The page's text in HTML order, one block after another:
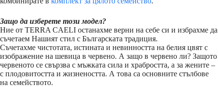
Защо да изберете този модел?
Ние от TERRA CAELI останахме верни на себе си и избрахме да
съчетаем Нашият стил с Българската традиция.
Съчетахме чистотата, истината и невинността на белия цвят с
изображение на шевица в червено. А защо в червено ли? Защото
червеното се свързва с мъжката сила и храбростта, а за жените –
с плодовитостта и жизнеността. А това са основните стълбове
на семейството.